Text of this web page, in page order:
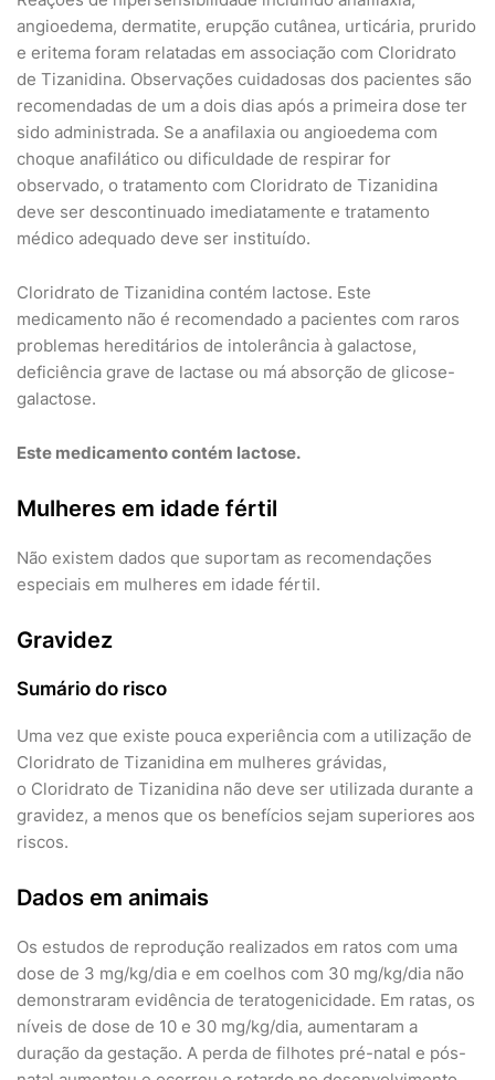
angioedema, dermatite, erupção cutânea, urticária, prurido
e eritema foram relatadas em associação com Cloridrato
de Tizanidina. Observações cuidadosas dos pacientes são
recomendadas de um a dois dias após a primeira dose ter
sido administrada. Se a anafilaxia ou angioedema com
choque anafilático ou dificuldade de respirar for
observado, o tratamento com Cloridrato de Tizanidina
deve ser descontinuado imediatamente e tratamento
médico adequado deve ser instituído.
Cloridrato de Tizanidina contém lactose. Este
medicamento não é recomendado a pacientes com raros
problemas hereditários de intolerância à galactose,
deficiência grave de lactase ou má absorção de glicose-
galactose.
Este medicamento contém lactose.
Mulheres em idade fértil
Não existem dados que suportam as recomendações
especiais em mulheres em idade fértil.
Gravidez
Sumário do risco
Uma vez que existe pouca experiência com a utilização de
Cloridrato de Tizanidina em mulheres grávidas,
o Cloridrato de Tizanidina não deve ser utilizada durante a
gravidez, a menos que os benefícios sejam superiores aos
riscos.
Dados em animais
Os estudos de reprodução realizados em ratos com uma
dose de 3 mg/kg/dia e em coelhos com 30 mg/kg/dia não
demonstraram evidência de teratogenicidade. Em ratas, os
níveis de dose de 10 e 30 mg/kg/dia, aumentaram a
duração da gestação. A perda de filhotes pré-natal e pós-